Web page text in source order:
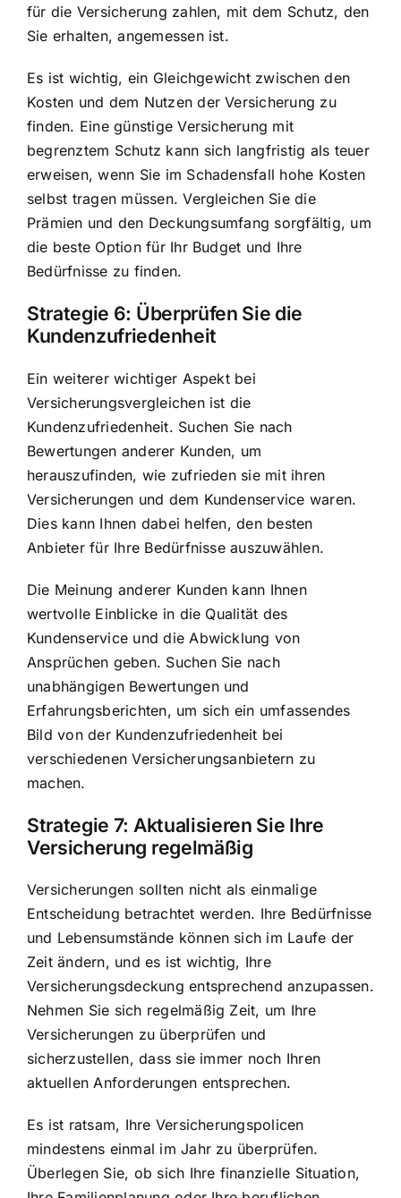
für die Versicherung zahlen, mit dem Schutz, den
Sie erhalten, angemessen ist.
Es ist wichtig, ein Gleichgewicht zwischen den
Kosten und dem Nutzen der Versicherung zu
finden. Eine günstige Versicherung mit
begrenztem Schutz kann sich langfristig als teuer
erweisen, wenn Sie im Schadensfall hohe Kosten
selbst tragen müssen. Vergleichen Sie die
Prämien und den Deckungsumfang sorgfältig, um
die beste Option für Ihr Budget und Ihre
Bedürfnisse zu finden.
Strategie 6: Überprüfen Sie die
Kundenzufriedenheit
Ein weiterer wichtiger Aspekt bei
Versicherungsvergleichen ist die
Kundenzufriedenheit. Suchen Sie nach
Bewertungen anderer Kunden, um
herauszufinden, wie zufrieden sie mit ihren
Versicherungen und dem Kundenservice waren.
Dies kann Ihnen dabei helfen, den besten
Anbieter für Ihre Bedürfnisse auszuwählen.
Die Meinung anderer Kunden kann Ihnen
wertvolle Einblicke in die Qualität des
Kundenservice und die Abwicklung von
Ansprüchen geben. Suchen Sie nach
unabhängigen Bewertungen und
Erfahrungsberichten, um sich ein umfassendes
Bild von der Kundenzufriedenheit bei
verschiedenen Versicherungsanbietern zu
machen.
Strategie 7: Aktualisieren Sie Ihre
Versicherung regelmäßig
Versicherungen sollten nicht als einmalige
Entscheidung betrachtet werden. Ihre Bedürfnisse
und Lebensumstände können sich im Laufe der
Zeit ändern, und es ist wichtig, Ihre
Versicherungsdeckung entsprechend anzupassen.
Nehmen Sie sich regelmäßig Zeit, um Ihre
Versicherungen zu überprüfen und
sicherzustellen, dass sie immer noch Ihren
aktuellen Anforderungen entsprechen.
Es ist ratsam, Ihre Versicherungspolicen
mindestens einmal im Jahr zu überprüfen.
Überlegen Sie, ob sich Ihre finanzielle Situation,